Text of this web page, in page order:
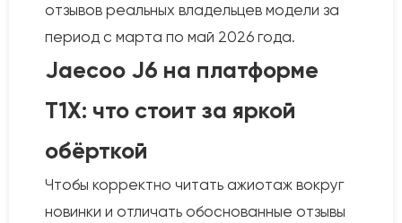
отзывов реальных владельцев модели за
период с марта по май 2026 года.
Jaecoo J6 на платформе
T1X: что стоит за яркой
обёрткой
Чтобы корректно читать ажиотаж вокруг
новинки и отличать обоснованные отзывы